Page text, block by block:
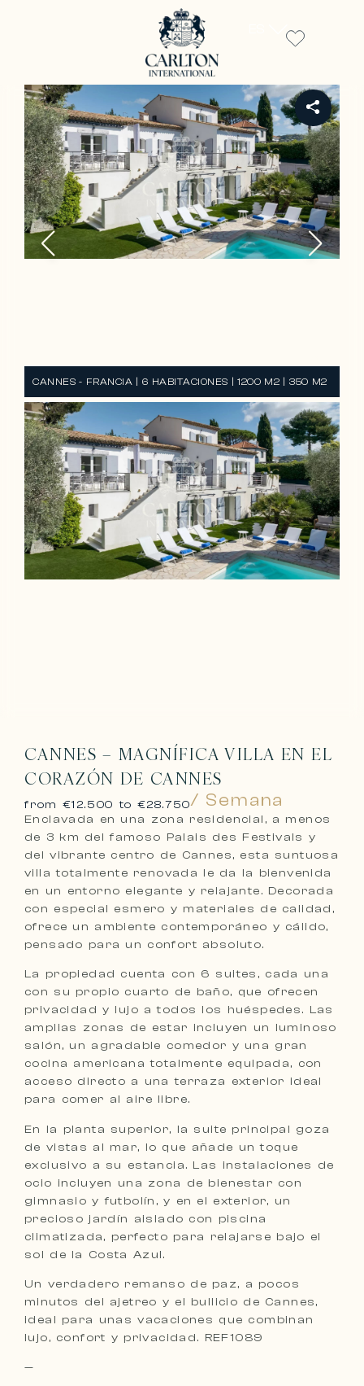
CANNES - FRANCIA | 6 HABITACIONES | 1200 M2 | 350 M2
CANNES – MAGNÍFICA VILLA EN EL
CORAZÓN DE CANNES
from €12.500 to €28.750/ Semana
Enclavada en una zona residencial, a menos
de 3 km del famoso Palais des Festivals y
del vibrante centro de Cannes, esta suntuosa
villa totalmente renovada le da la bienvenida
en un entorno elegante y relajante. Decorada
con especial esmero y materiales de calidad,
ofrece un ambiente contemporáneo y cálido,
pensado para un confort absoluto.
La propiedad cuenta con 6 suites, cada una
con su propio cuarto de baño, que ofrecen
privacidad y lujo a todos los huéspedes. Las
amplias zonas de estar incluyen un luminoso
salón, un agradable comedor y una gran
cocina americana totalmente equipada, con
acceso directo a una terraza exterior ideal
para comer al aire libre.
En la planta superior, la suite principal goza
de vistas al mar, lo que añade un toque
exclusivo a su estancia. Las instalaciones de
ocio incluyen una zona de bienestar con
gimnasio y futbolín, y en el exterior, un
precioso jardín aislado con piscina
climatizada, perfecto para relajarse bajo el
sol de la Costa Azul.
Un verdadero remanso de paz, a pocos
minutos del ajetreo y el bullicio de Cannes,
ideal para unas vacaciones que combinan
lujo, confort y privacidad. REF1089
—